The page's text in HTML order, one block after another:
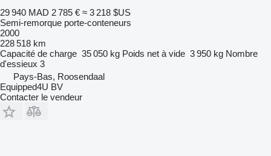
29 940 MAD 2 785 € ≈ 3 218 $US
Semi-remorque porte-conteneurs
2000
228 518 km
Capacité de charge 35 050 kg Poids net à vide 3 950 kg Nombre
d'essieux 3
Pays-Bas, Roosendaal
Equipped4U BV
Contacter le vendeur